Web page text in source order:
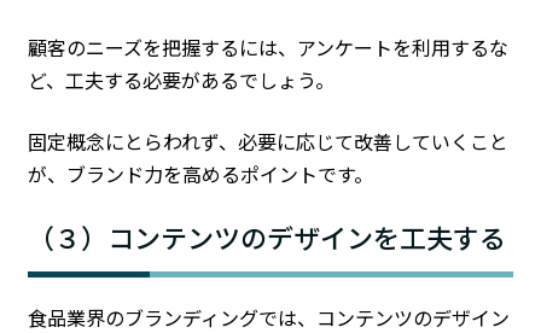
顧客のニーズを把握するには、アンケートを利用するな
ど、工夫する必要があるでしょう。
固定概念にとらわれず、必要に応じて改善していくこと
が、ブランド力を高めるポイントです。
（３）コンテンツのデザインを工夫する
食品業界のブランディングでは、コンテンツのデザイン